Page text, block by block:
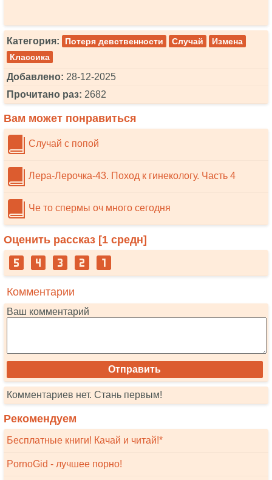
Категория: Потеря девственности Случай
Измена
Классика
Добавлено: 28-12-2025
Прочитано раз: 2682
Вам может понравиться
Случай с попой
Лера-Лерочка-43. Поход к гинекологу. Часть 4
Че то спермы оч много сегодня
Оценить рассказ [1 средн]
Комментарии
Ваш комментарий
Комментариев нет. Стань первым!
Рекомендуем
Бесплатные книги! Качай и читай!*
PornoGid - лучшее порно!